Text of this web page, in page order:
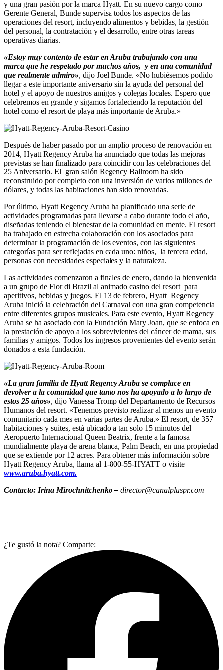
y una gran pasión por la marca Hyatt. En su nuevo cargo como
Gerente General, Bunde supervisa todos los aspectos de las
operaciones del resort, incluyendo alimentos y bebidas, la gestión
del personal, la contratación y el desarrollo, entre otras tareas
operativas diarias.
«Estoy muy contento de estar en Aruba trabajando con una
marca que he respetado por muchos años, y en una comunidad
que realmente admiro», dijo Joel Bunde. «No hubiésemos podido
llegar a este importante aniversario sin la ayuda del personal del
hotel y el apoyo de nuestros amigos y colegas locales. Espero que
celebremos en grande y sigamos fortaleciendo la reputación del
hotel como el resort de playa más importante de Aruba.»
Después de haber pasado por un amplio proceso de renovación en
2014, Hyatt Regency Aruba ha anunciado que todas las mejoras
previstas se han finalizado para coincidir con las celebraciones del
25 Aniversario. El gran salón Regency Ballroom ha sido
reconstruido por completo con una inversión de varios millones de
dólares, y todas las habitaciones han sido renovadas.
Por último, Hyatt Regency Aruba ha planificado una serie de
actividades programadas para llevarse a cabo durante todo el año,
diseñadas teniendo el bienestar de la comunidad en mente. El resort
ha trabajado en estrecha colaboración con los asociados para
determinar la programación de los eventos, con las siguientes
categorías para ser reflejadas en cada uno: niños, la tercera edad,
personas con necesidades especiales y la naturaleza.
Las actividades comenzaron a finales de enero, dando la bienvenida
a un grupo de Flor di Brazil al animado casino del resort para
aperitivos, bebidas y juegos. El 13 de febrero, Hyatt Regency
Aruba inició la celebración del Carnaval con una gran competencia
entre diferentes grupos musicales. Para este evento, Hyatt Regency
Aruba se ha asociado con la Fundación Mary Joan, que se enfoca en
la prestación de apoyo a los sobrevivientes del cáncer de mama, sus
familias y amigos. Todos los ingresos provenientes del evento serán
donados a esta fundación.
«La gran familia de Hyatt Regency Aruba se complace en
devolver a la comunidad que tanto nos ha apoyado a lo largo de
estos 25 años», dijo Vanessa Tromp del Departamento de Recursos
Humanos del resort. «Tenemos previsto realizar al menos un evento
comunitario cada mes en varias partes de Aruba.» El resort, de 357
habitaciones y suites, está ubicado a tan solo 15 minutos del
Aeropuerto Internacional Queen Beatrix, frente a la famosa
mundialmente playa de arena blanca, Palm Beach, en una propiedad
que se extiende por 12 acres. Para obtener más información sobre
Hyatt Regency Aruba, llama al 1-800-55-HYATT o visite
www.aruba.hyatt.com.
Contacto: Irina Mirochnitchenko– director@canalpluspr.com
¿Te gustó la nota? Comparte: